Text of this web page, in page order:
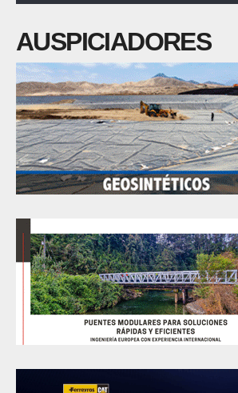
AUSPICIADORES